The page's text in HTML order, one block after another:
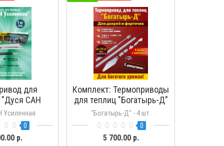
для
"Дуся САН
Усиленная
0
р.
Комплект: Термоприводы
для теплиц "Богатырь-Д"
- 4 шт.
"Богатырь-Д" - 4 шт.
0
5 700.00 р.